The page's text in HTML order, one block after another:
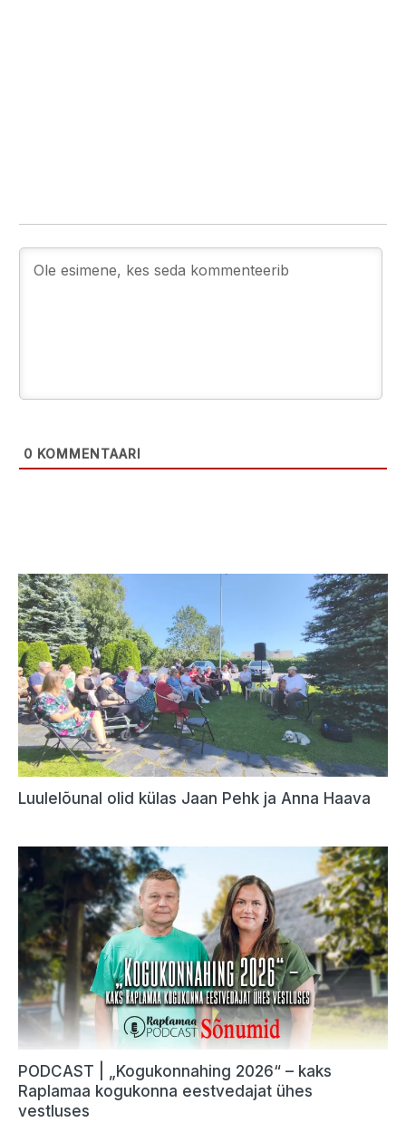
0 KOMMENTAARI
Luulelõunal olid külas Jaan Pehk ja Anna Haava
PODCAST | „Kogukonnahing 2026“ – kaks
Raplamaa kogukonna eestvedajat ühes
vestluses